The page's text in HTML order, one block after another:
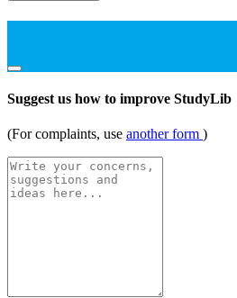
Suggest us how to improve StudyLib
(For complaints, use another form )